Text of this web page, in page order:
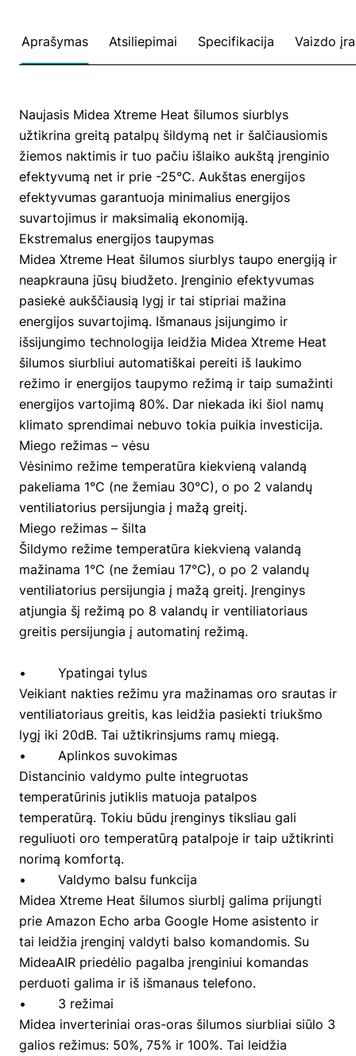
Aprašymas Atsiliepimai Specifikacija Vaizdo
Naujasis Midea Xtreme Heat šilumos siurblys
užtikrina greitą patalpų šildymą net ir šalčiausiomis
žiemos naktimis ir tuo pačiu išlaiko aukštą įrenginio
efektyvumą net ir prie -25°C. Aukštas energijos
efektyvumas garantuoja minimalius energijos
suvartojimus ir maksimalią ekonomiją.
Ekstremalus energijos taupymas
Midea Xtreme Heat šilumos siurblys taupo energiją ir
neapkrauna jūsų biudžeto. Įrenginio efektyvumas
pasiekė aukščiausią lygį ir tai stipriai mažina
energijos suvartojimą. Išmanaus įsijungimo ir
išsijungimo technologija leidžia Midea Xtreme Heat
šilumos siurbliui automatiškai pereiti iš laukimo
režimo ir energijos taupymo režimą ir taip sumažinti
energijos vartojimą 80%. Dar niekada iki šiol namų
klimato sprendimai nebuvo tokia puikia investicija.
Miego režimas – vėsu
Vėsinimo režime temperatūra kiekvieną valandą
pakeliama 1°C (ne žemiau 30°C), o po 2 valandų
ventiliatorius persijungia į mažą greitį.
Miego režimas – šilta
Šildymo režime temperatūra kiekvieną valandą
mažinama 1°C (ne žemiau 17°C), o po 2 valandų
ventiliatorius persijungia į mažą greitį. Įrenginys
atjungia šį režimą po 8 valandų ir ventiliatoriaus
greitis persijungia į automatinį režimą.
• Ypatingai tylus
Veikiant nakties režimu yra mažinamas oro srautas ir
ventiliatoriaus greitis, kas leidžia pasiekti triukšmo
lygį iki 20dB. Tai užtikrinsjums ramų miegą.
• Aplinkos suvokimas
Distancinio valdymo pulte integruotas
temperatūrinis jutiklis matuoja patalpos
temperatūrą. Tokiu būdu įrenginys tiksliau gali
reguliuoti oro temperatūrą patalpoje ir taip užtikrinti
norimą komfortą.
• Valdymo balsu funkcija
Midea Xtreme Heat šilumos siurblį galima prijungti
prie Amazon Echo arba Google Home asistento ir
tai leidžia įrenginį valdyti balso komandomis. Su
MideaAIR priedėlio pagalba įrenginiui komandas
perduoti galima ir iš išmanaus telefono.
• 3 režimai
Midea inverteriniai oras-oras šilumos siurbliai siūlo 3
galios režimus: 50%, 75% ir 100%. Tai leidžia